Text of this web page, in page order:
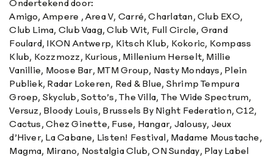
Ondertekend door:
Amigo, Ampere , Area V, Carré, Charlatan, Club EXO,
Club Lima, Club Vaag, Club Wit, Full Circle, Grand
Foulard, IKON Antwerp, Kitsch Klub, Kokoric, Kompass
Klub, Kozzmozz, Kurious, Millenium Herselt, Millie
Vanillie, Moose Bar, MTM Group, Nasty Mondays, Plein
Publiek, Radar Lokeren, Red & Blue, Shrimp Tempura
Groep, Skyclub, Sotto’s, The Villa, The Wide Spectrum,
Versuz, Bloody Louis, Brussels By Night Federation, C12,
Cactus, Chez Ginette, Fuse, Hangar, Jalousy, Jeux
d’Hiver, La Cabane, Listen! Festival, Madame Moustache,
Magma, Mirano, Nostalgia Club, ON Sunday, Play Label